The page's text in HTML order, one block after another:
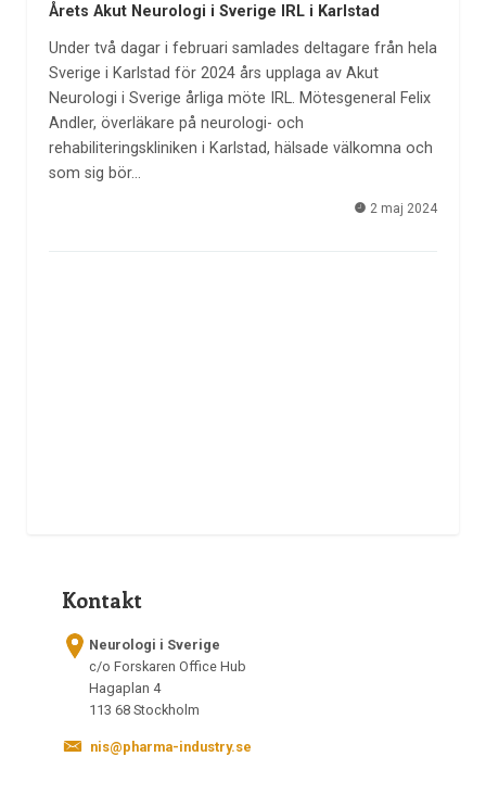
Årets Akut Neurologi i Sverige IRL i Karlstad
Under två dagar i februari samlades deltagare från hela
Sverige i Karlstad för 2024 års upplaga av Akut
Neurologi i Sverige årliga möte IRL. Mötesgeneral Felix
Andler, överläkare på neurologi- och
rehabiliteringskliniken i Karlstad, hälsade välkomna och
som sig bör…
2 maj 2024
Kontakt
Neurologi i Sverige
c/o Forskaren Office Hub
Hagaplan 4
113 68 Stockholm
nis@pharma-industry.se